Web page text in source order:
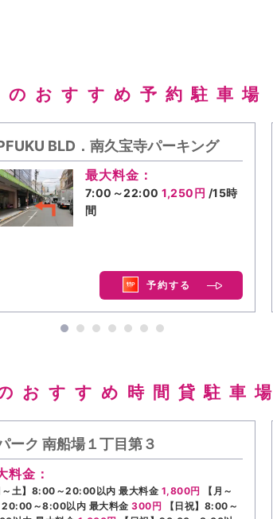
のおすすめ予約駐車場
BLD．南久宝寺パーキング
最大料金：
7:00～22:001,250円 /15時
間
予約する
おすすめ時間貸駐車場
ーク 南船場１丁目第３
料金：
～土】8:00～20:00以内 最大料金 1,800円
【月～
20:00～8:00以内 最大料金 300円
【日祝】8:00～